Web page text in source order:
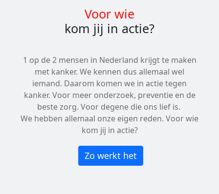
Voor wie
kom jij in actie?
1 op de 2 mensen in Nederland krijgt te maken
met kanker. We kennen dus allemaal wel
iemand. Daarom komen we in actie tegen
kanker. Voor meer onderzoek, preventie en de
beste zorg. Voor degene die ons lief is.
We hebben allemaal onze eigen reden. Voor wie
kom jij in actie?
Zo werkt het